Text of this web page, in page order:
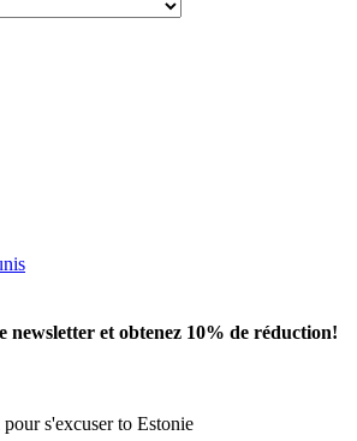
newsletter et obtenez 10% de réduction!
pour s'excuser to Estonie